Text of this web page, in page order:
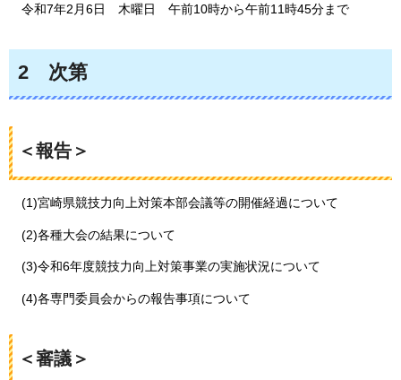
令和7年2 月6日 木曜日 午前10時から午前11時45分まで
2 次第
＜報告＞
(1)宮崎県競技力向上対策本部会議等の開催経過について
(2)各種大会の結果について
(3)令和6年度競技力向上対策事業の実施状況について
(4)各専門委員会からの報告事項について
＜審議＞